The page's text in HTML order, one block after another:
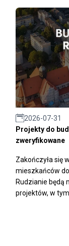
2026-07-31
Projekty do
zweryfikowane
Zakończyła się
mieszkańców
Rudzianie będą
projektów, w